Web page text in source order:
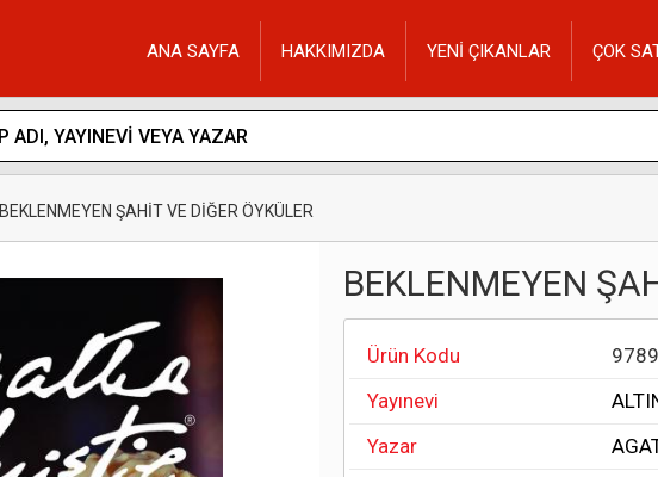
ANA SAYFA HAKKIMIZDA YENİ ÇIKANLAR ÇOK
BEKLENMEYEN ŞAHİT VE DİĞER ÖYKÜLER
BEKLENMEYEN
Ürün Kodu
Yayınevi
Yazar